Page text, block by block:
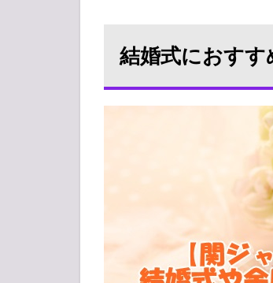
に
す
す
結婚式におす